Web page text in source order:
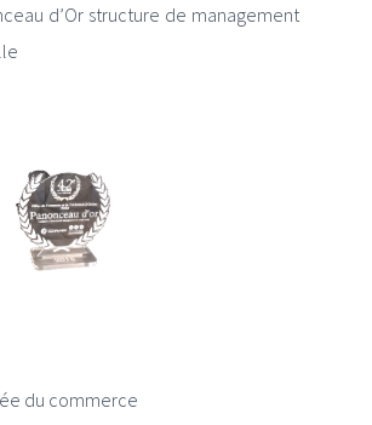
d’Or structure de management
du commerce